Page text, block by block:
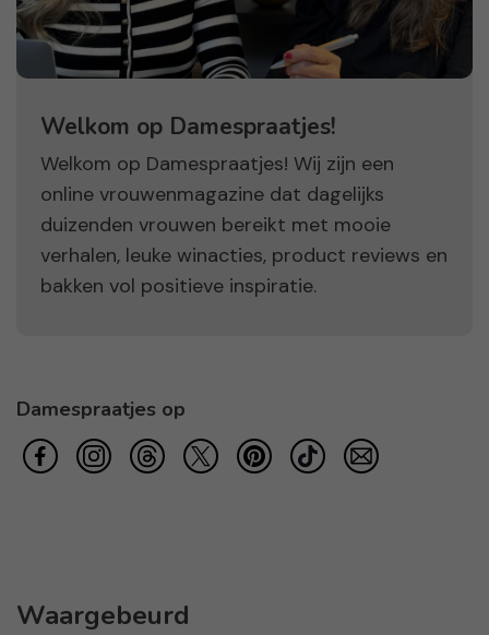
Welkom op Damespraatjes!
Welkom op Damespraatjes! Wij zijn een
online vrouwenmagazine dat dagelijks
duizenden vrouwen bereikt met mooie
verhalen, leuke winacties, product reviews en
bakken vol positieve inspiratie.
Damespraatjes op
Waargebeurd